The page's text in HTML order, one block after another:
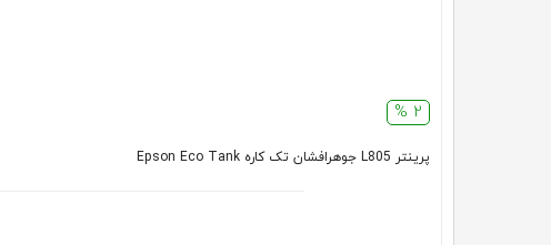
2 %
پرینتر L805 جوهرافشان تک کاره Epson Eco Tank